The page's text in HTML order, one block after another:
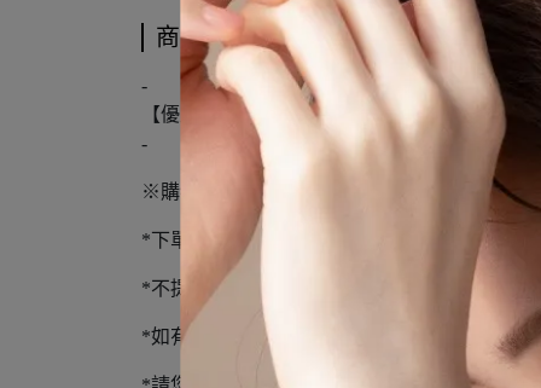
商品介紹
-
【優尼聖運動聯盟】
-
※購物須知※
*下單前請先詢問庫存，下單後3-5個工作天到
*不提供外島宅配服務
*如有溢膠、編織顏色不同、新品氣味不屬瑕